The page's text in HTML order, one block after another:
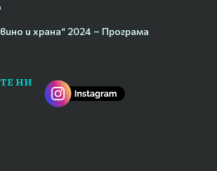
и храна“ 2024 – Програма
ни